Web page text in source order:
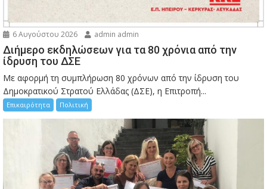
6 Αυγούστου 2026 admin admin
Διήμερο εκδηλώσεων για τα 80 χρόνια από την
ίδρυση του ΔΣΕ
Με αφορμή τη συμπλήρωση 80 χρόνων από την ίδρυση του
Δημοκρατικού Στρατού Ελλάδας (ΔΣΕ), η Επιτροπή...
Επικαιρότητα Πολιτική